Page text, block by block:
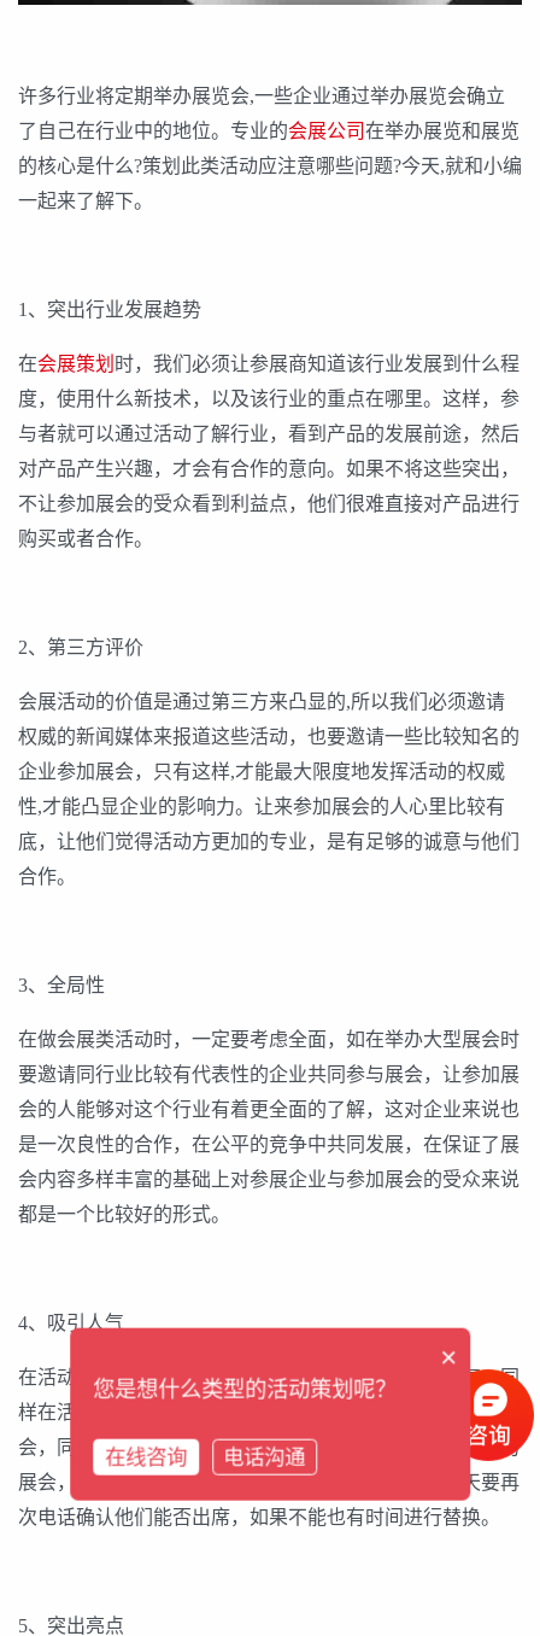
许多行业将定期举办展览会,一些企业通过举办展览会确立
了自己在行业中的地位。专业的会展公司在举办展览和展览
的核心是什么?策划此类活动应注意哪些问题?今天,就和小编
一起来了解下。
1、突出行业发展趋势
在会展策划 时，我们必须让参展商知道该行业发展到什么程
度，使用什么新技术，以及该行业的重点在哪里。这样，参
与者就可以通过活动了解行业，看到产品的发展前途，然后
对产品产生兴趣，才会有合作的意向。如果不将这些突出，
不让参加展会的受众看到利益点，他们很难直接对产品进行
购买或者合作。
2、第三方评价
会展活动的价值是通过第三方来凸显的,所以我们必须邀请
权威的新闻媒体来报道这些活动，也要邀请一些比较知名的
企业参加展会，只有这样,才能最大限度地发挥活动的权威
性,才能凸显企业的影响力。让来参加展会的人心里比较有
底，让他们觉得活动方更加的专业，是有足够的诚意与他们
合作。
3、全局性
在做会展类活动时，一定要考虑全面，如在举办大型展会时
要邀请同行业比较有代表性的企业共同参与展会，让参加展
会的人能够对这个行业有着更全面的了解，这对企业来说也
是一次良性的合作，在公平的竞争中共同发展，在保证了展
会内容多样丰富的基础上对参展企业与参加展会的受众来说
都是一个比较好的形式。
4、吸引人气
在活动开始前要对活动进行推广宣传，为活动吸引人气，同
样在活动举办也要提前邀请，确保有足够的企业能够出席展
会，同样参加展会的企业也会邀请他们的客户来参加自己的
展会，这样也带动了展会的人流量。在活动开始前一天要再
次电话确认他们能否出席，如果不能也有时间进行替换。
5、突出亮点
×
您是想什么类型的活动策划呢？
在线咨询 电话沟通